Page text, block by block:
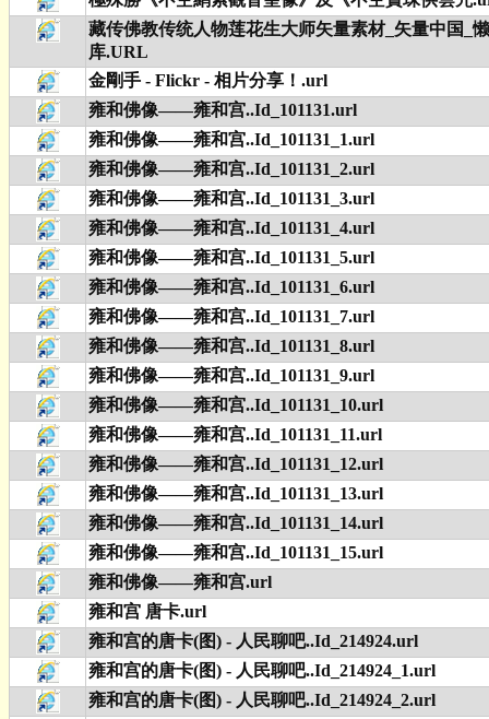
藏传佛教传统人物莲花生大师矢量素材_矢量中国_
库.URL
金剛手 - Flickr - 相片分享！.url
雍和佛像——雍和宫..Id_101131.url
雍和佛像——雍和宫..Id_101131_1.url
雍和佛像——雍和宫..Id_101131_2.url
雍和佛像——雍和宫..Id_101131_3.url
雍和佛像——雍和宫..Id_101131_4.url
雍和佛像——雍和宫..Id_101131_5.url
雍和佛像——雍和宫..Id_101131_6.url
雍和佛像——雍和宫..Id_101131_7.url
雍和佛像——雍和宫..Id_101131_8.url
雍和佛像——雍和宫..Id_101131_9.url
雍和佛像——雍和宫..Id_101131_10.url
雍和佛像——雍和宫..Id_101131_11.url
雍和佛像——雍和宫..Id_101131_12.url
雍和佛像——雍和宫..Id_101131_13.url
雍和佛像——雍和宫..Id_101131_14.url
雍和佛像——雍和宫..Id_101131_15.url
雍和佛像——雍和宫.url
雍和宫 唐卡.url
雍和宫的唐卡(图) - 人民聊吧..Id_214924.url
雍和宫的唐卡(图) - 人民聊吧..Id_214924_1.url
雍和宫的唐卡(图) - 人民聊吧..Id_214924_2.url